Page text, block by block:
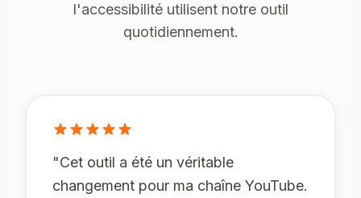
l'accessibilité utilisent notre outil
quotidiennement.
"Cet outil a été un véritable
changement pour ma chaîne YouTube.